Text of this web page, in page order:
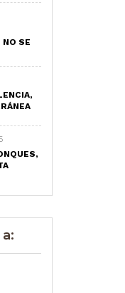
NO SE